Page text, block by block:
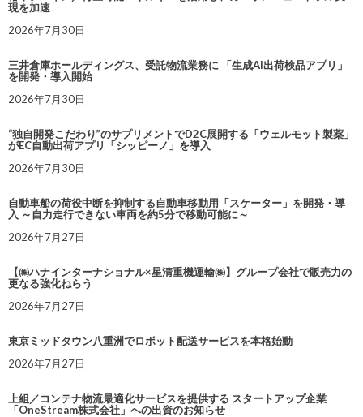
現を加速
2026年7月30日
三井倉庫ホールディングス、受託物流業務に 「生成AI出荷検品アプリ」
を開発・導入開始
2026年7月30日
“独自開発こだわり”のサプリメントでD2C展開する「ウェルモット製薬」
がEC自動出荷アプリ「シッピーノ」を導入
2026年7月30日
自動車船の荷役中断を抑制する自動車移動用「スケーター」を開発・導
入 ～自力走行できない車両を約5分で移動可能に～
2026年7月27日
【㈱ハナインターナショナル×星清重機運輸㈱】グループ会社で販売力の
更なる強化ねらう
2026年7月27日
東京ミッドタウン八重洲でロボット配送サービスを本格始動
2026年7月27日
上組／コンテナ物流最適化サービスを提供する スタートアップ企業
「OneStream株式会社」への出資のお知らせ